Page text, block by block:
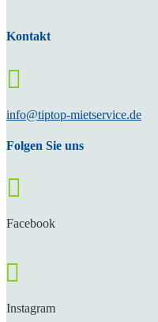
Kontakt

info@tiptop-mietservice.de
Folgen Sie uns

Facebook

Instagram